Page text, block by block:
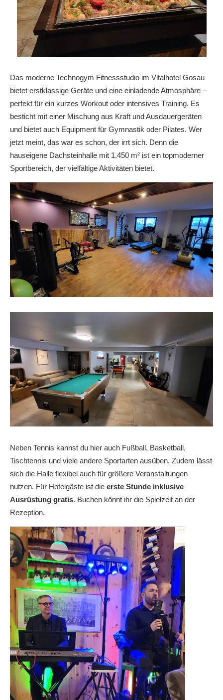
Das moderne Technogym Fitnessstudio im Vitalhotel Gosau
bietet erstklassige Geräte und eine einladende Atmosphäre –
perfekt für ein kurzes Workout oder intensives Training. Es
besticht mit einer Mischung aus Kraft und Ausdauergeräten
und bietet auch Equipment für Gymnastik oder Pilates. Wer
jetzt meint, das war es schon, der irrt sich. Denn die
hauseigene Dachsteinhalle mit 1.450 m² ist ein topmoderner
Sportbereich, der vielfältige Aktivitäten bietet.
Neben Tennis kannst du hier auch Fußball, Basketball,
Tischtennis und viele andere Sportarten ausüben. Zudem lässt
sich die Halle flexibel auch für größere Veranstaltungen
nutzen. Für Hotelgäste ist die erste Stunde inklusive
Ausrüstung gratis. Buchen könnt ihr die Spielzeit an der
Rezeption.